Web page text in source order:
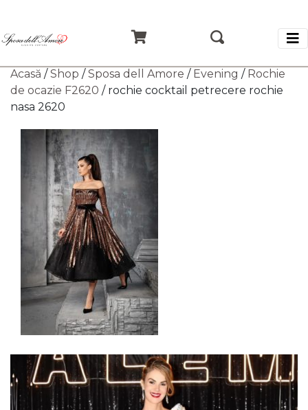
Acasă /Shop /Sposa dell Amore / Evening / Rochie
de ocazie F2620 / rochie cocktail petrecere rochie
nasa 2620